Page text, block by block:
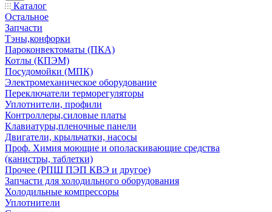
Каталог
Остальное
Запчасти
Тэны,конфорки
Пароконвектоматы (ПКА)
Котлы (КПЭМ)
Посудомойки (МПК)
Электромеханическое оборудование
Переключатели терморегуляторы
Уплотнители, профили
Контроллеры,силовые платы
Клавиатуры,пленочные панели
Двигатели, крыльчатки, насосы
Проф. Химия моющие и ополаскивающие средства
(канистры, таблетки)
Прочее (РПШ ПЭП КВЭ и другое)
Запчасти для холодильного оборудования
Холодильные компрессоры
Уплотнители